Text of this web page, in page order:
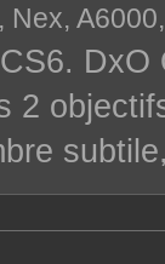
Nex,
DxO